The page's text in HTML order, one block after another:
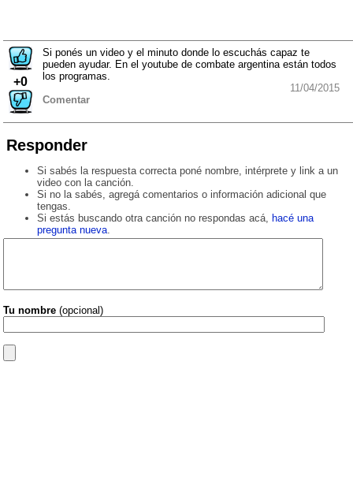
+0
Si ponés un video y el minuto donde lo escuchás capaz te
pueden ayudar. En el youtube de combate argentina están todos
los programas.
11/04/2015
Comentar
Responder
Si sabés la respuesta correcta poné nombre, intérprete y link a un
video con la canción.
Si no la sabés, agregá comentarios o información adicional que
tengas.
Si estás buscando otra canción no respondas acá, hacé una
pregunta nueva.
Tu nombre (opcional)